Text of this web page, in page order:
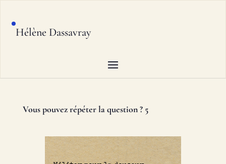
Hélène Dassavray
Vous pouvez répéter la question ? 5